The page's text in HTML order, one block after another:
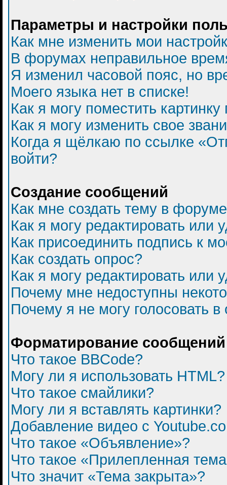
Параметры и настройки
Как мне изменить мои
В форумах неправильное
Я изменил часовой пояс, но
Моего языка нет в списке!
Как я могу поместить
Как я могу изменить свое
Когда я щёлкаю по ссылке
войти?
Создание сообщений
Как мне создать тему в
Как я могу редактировать или
Как присоединить подпись к
Как создать опрос?
Как я могу редактировать или
Почему мне недоступны
Почему я не могу голосовать в
Форматирование
Что такое BBCode?
Могу ли я использовать HTML?
Что такое смайлики?
Могу ли я вставлять картинки?
Добавление видео с
Что такое «Объявление»?
Что такое «Прилепленная
Что значит «Тема закрыта»?